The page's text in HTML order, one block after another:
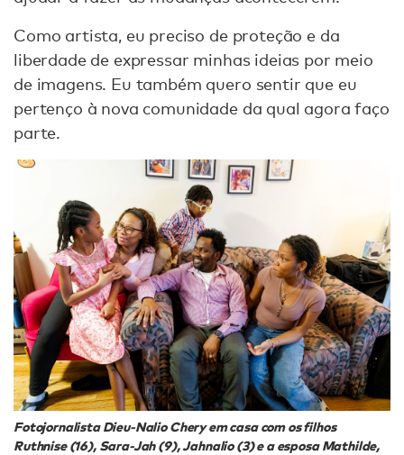
Como artista, eu preciso de proteção e da
liberdade de expressar minhas ideias por meio
de imagens. Eu também quero sentir que eu
pertenço à nova comunidade da qual agora faço
parte.
Fotojornalista Dieu-Nalio Chery em casa com os filhos
Ruthnise (16), Sara-Jah (9), Jahnalio (3) e a esposa Mathilde,